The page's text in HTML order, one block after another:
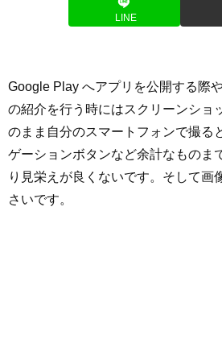
LINE
Google Play へアプリを公開する際
の紹介を行う時にはスクリーンショ
のまま自分のスマートフォンで撮る
ゲーションボタンなど余計なものま
り見栄えが良くないです。そして画
さいです。